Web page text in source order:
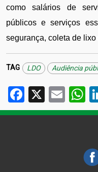
como salários de
públicos e serviços
segurança, coleta de lixo
TAG LDO Audiência
Facebook
X